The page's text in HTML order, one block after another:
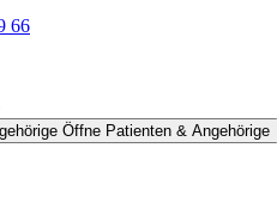
66
Öffne Patienten & Angehörige